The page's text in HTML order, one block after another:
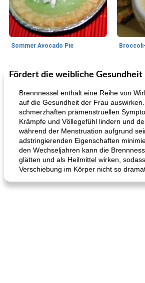
Sommer Avocado Pie
35min
Kurs
Karamell-Brownie-Kuchen
Fördert die weibliche Gesundheit
Brennnessel enthält eine Reihe von
auf die Gesundheit der Frau
schmerzhaften prämenstruellen
Krämpfe und Völlegefühl lindern und
während der Menstruation aufgrund
adstringierenden Eigenschaften
den Wechseljahren kann die
glätten und als Heilmittel wirken,
Verschiebung im Körper nicht so